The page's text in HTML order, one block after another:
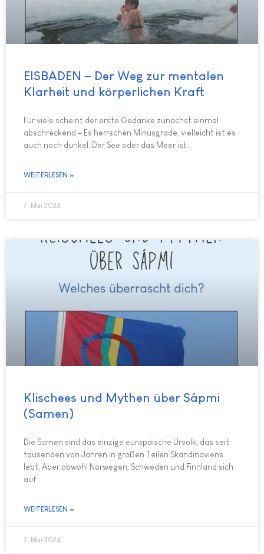
EISBADEN – Der Weg zur mentalen
Klarheit und körperlichen Kraft
Für viele scheint der erste Gedanke zunächst einmal
abschreckend – Es herrschen Minusgrade, vielleicht ist es
auch noch dunkel. Der See oder das Meer ist
WEITERLESEN »
7. Mai 2024
Klischees und Mythen über Sápmi
(Samen)
Die Samen sind das einzige europäische Urvolk, das seit
tausenden von Jahren in großen Teilen Skandinaviens
lebt. Aber obwohl Norwegen, Schweden und Finnland sich
auf
WEITERLESEN »
7. Mai 2024